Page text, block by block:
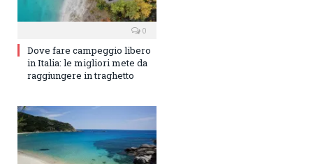
0
Dove fare campeggio libero
in Italia: le migliori mete da
raggiungere in traghetto